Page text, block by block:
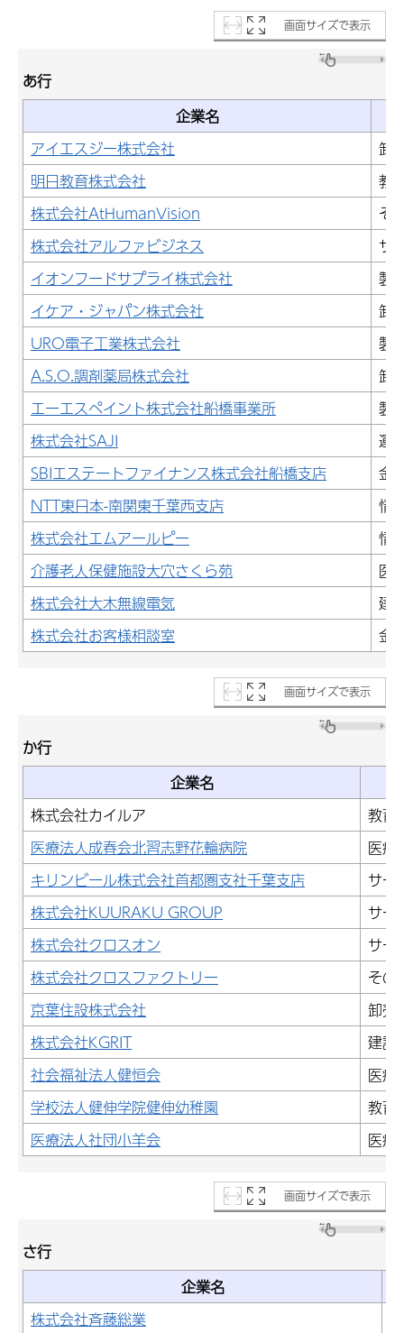
画面サイズで表示
あ行
企業名
アイエスジー株式会社
卸
明日教育株式会社
教
株式会社AtHumanVision
そ
株式会社アルファビジネス
サ
イオンフードサプライ株式会社
製
イケア・ジャパン株式会社
卸
URO電子工業株式会社
製
A.S.O.調剤薬局株式会社
卸
エーエスペイント株式会社船橋事業所
製
株式会社SAJI
運
SBIエステートファイナンス株式会社船橋支店
金
NTT東日本-南関東千葉西支店
情
株式会社エムアールピー
情
介護老人保健施設大穴さくら苑
医
株式会社大木無線電気
建
株式会社お客様相談室
金
画面サイズで表示
か行
企業名
株式会社カイルア
教育
医療法人成春会北習志野花輪病院
医療
キリンビール株式会社首都圏支社千葉支店
サー
株式会社KUURAKU GROUP
サー
株式会社クロスオン
サー
株式会社クロスファクトリー
その
京葉住設株式会社
卸売
株式会社KGRIT
建設
社会福祉法人健恒会
医療
学校法人健伸学院健伸幼稚園
教育
医療法人社団小羊会
医療
画面サイズで表示
さ行
企業名
株式会社斉藤総業